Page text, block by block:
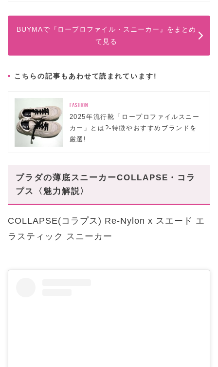
BUYMAで『ロープロファイル・スニーカー』をまとめ
て見る
こちらの記事もあわせて読まれています!
FASHION
2025年流行靴「ロープロファイルスニー
カー」とは?-特徴やおすすめブランドを
厳選!
プラダの薄底スニーカーCOLLAPSE・コラ
プス〈魅力解説〉
COLLAPSE(コラプス) Re-Nylon x スエード エ
ラスティック スニーカー